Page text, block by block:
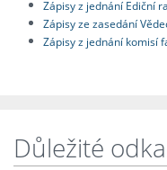
Zápisy z jednání Ediční
Zápisy ze zasedání
Zápisy z jednání komisí
Důležité